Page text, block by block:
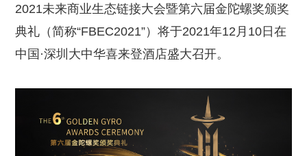
2021未来商业生态链接大会暨第六届金陀螺奖颁奖
典礼（简称“FBEC2021”）将于2021年12月10日在
中国·深圳大中华喜来登酒店盛大召开。